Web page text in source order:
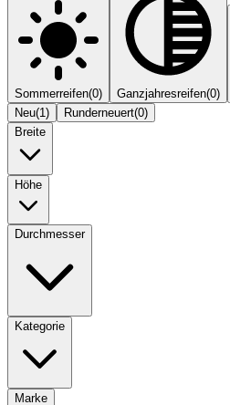
Sommerreifen(0) Ganzjahresreifen(0)
Neu(1) Runderneuert(0)
Breite
Höhe
Durchmesser
Kategorie
Marke